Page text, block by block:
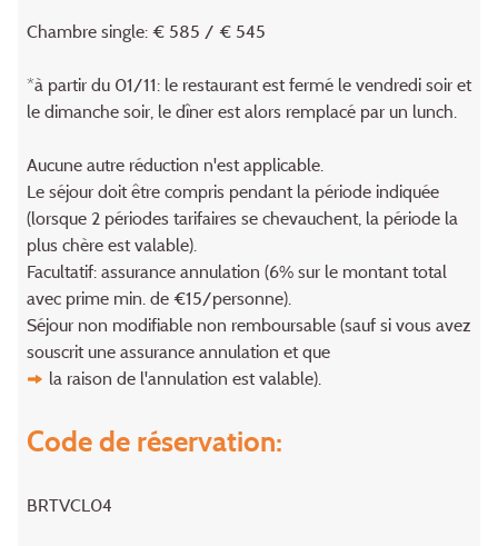
Chambre single: € 585 / € 545
*à partir du 01/11: le restaurant est fermé le vendredi soir et
le dimanche soir, le dîner est alors remplacé par un lunch.
Aucune autre réduction n'est applicable.
Le séjour doit être compris pendant la période indiquée
(lorsque 2 périodes tarifaires se chevauchent, la période la
plus chère est valable).
Facultatif: assurance annulation (6% sur le montant total
avec prime min. de €15/personne).
Séjour non modifiable non remboursable (sauf si vous avez
souscrit une assurance annulation et que
la raison de l'annulation est valable).
Code de réservation:
BRTVCL04